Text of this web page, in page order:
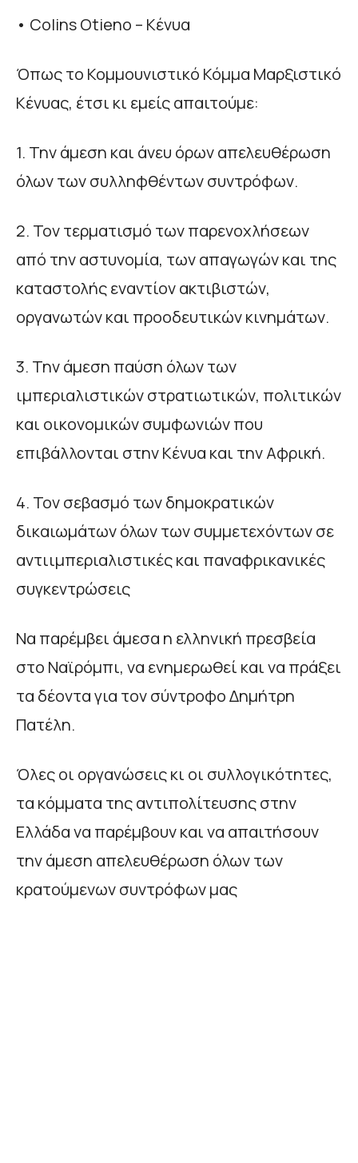
• Colins Otieno – Κένυα
Όπως το Κομμουνιστικό Κόμμα Μαρξιστικό
Κένυας, έτσι κι εμείς απαιτούμε:
1. Την άμεση και άνευ όρων απελευθέρωση
όλων των συλληφθέντων συντρόφων.
2. Τον τερματισμό των παρενοχλήσεων
από την αστυνομία, των απαγωγών και της
καταστολής εναντίον ακτιβιστών,
οργανωτών και προοδευτικών κινημάτων.
3. Την άμεση παύση όλων των
ιμπεριαλιστικών στρατιωτικών, πολιτικών
και οικονομικών συμφωνιών που
επιβάλλονται στην Κένυα και την Αφρική.
4. Τον σεβασμό των δημοκρατικών
δικαιωμάτων όλων των συμμετεχόντων σε
αντιιμπεριαλιστικές και παναφρικανικές
συγκεντρώσεις
Να παρέμβει άμεσα η ελληνική πρεσβεία
στο Ναϊρόμπι, να ενημερωθεί και να πράξει
τα δέοντα για τον σύντροφο Δημήτρη
Πατέλη.
Όλες οι οργανώσεις κι οι συλλογικότητες,
τα κόμματα της αντιπολίτευσης στην
Ελλάδα να παρέμβουν και να απαιτήσουν
την άμεση απελευθέρωση όλων των
κρατούμενων συντρόφων μας